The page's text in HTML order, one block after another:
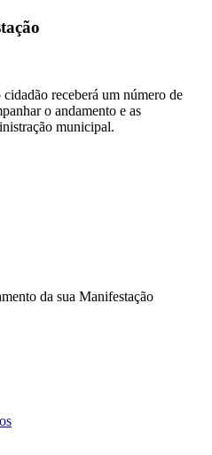
receberá um número de
o andamento e as
municipal.
da sua Manifestação